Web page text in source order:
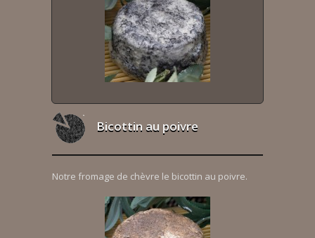
Bicottin au poivre
Notre fromage de chèvre le bicottin au poivre.